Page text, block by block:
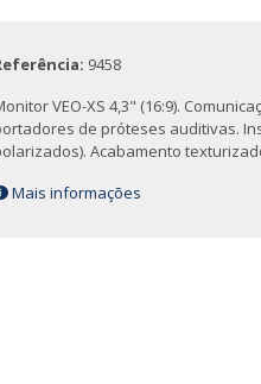
9458
VEO-XS 4,3" (16:9).
de próteses auditivas.
Acabamento
Mais informações